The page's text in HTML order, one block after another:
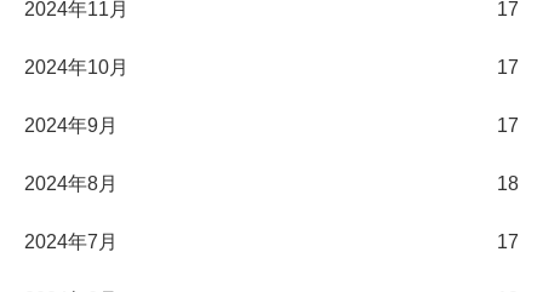
2024年11月 17
2024年10月 17
2024年9月 17
2024年8月 18
2024年7月 17